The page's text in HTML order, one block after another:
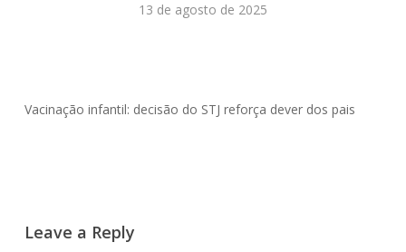
13 de agosto de 2025
Vacinação infantil: decisão do STJ reforça dever dos pais
Leave a Reply